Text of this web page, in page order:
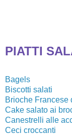
PIATTI
Bagels
Biscotti salati
Brioche Francese
Cake salato ai
Canestrelli alle
Ceci croccanti